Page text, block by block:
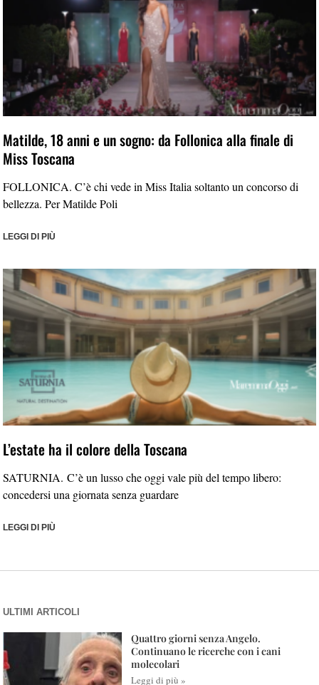
Matilde, 18 anni e un sogno: da Follonica alla finale di
Miss Toscana
FOLLONICA. C’è chi vede in Miss Italia soltanto un concorso di
bellezza. Per Matilde Poli
LEGGI DI PIÙ
L’estate ha il colore della Toscana
SATURNIA. C’è un lusso che oggi vale più del tempo libero:
concedersi una giornata senza guardare
LEGGI DI PIÙ
ULTIMI ARTICOLI
Quattro giorni senza Angelo.
Continuano le ricerche con i cani
molecolari
Leggi di più »